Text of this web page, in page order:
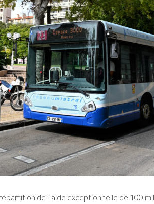
de l’aide exceptionnelle de 100